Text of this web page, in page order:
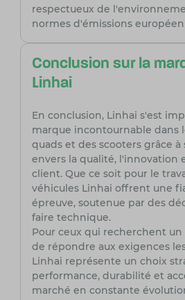
respectueux de
normes d'émissions
Conclusion sur la
Linhai
En conclusion, Linhai s'est
marque incontournable dans
quads et des scooters grâce
envers la qualité, l'innovation
client. Que ce soit pour le
véhicules Linhai offrent une
épreuve, soutenue par des
faire technique.
Pour ceux qui recherchent
de répondre aux exigences
Linhai représente un choix
performance, durabilité et
marché en constante